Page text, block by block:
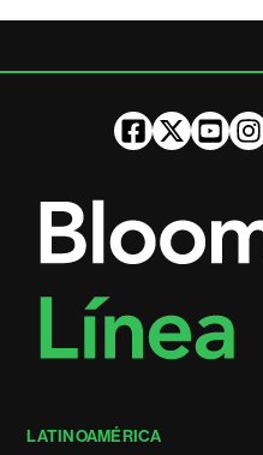
LATINOAMÉRICA